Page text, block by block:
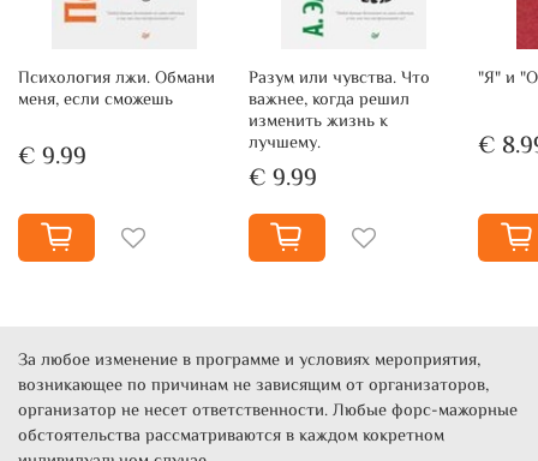
Психология лжи. Обмани
меня, если сможешь
€ 9.99
Разум или чувства. Что
важнее, когда решил
изменить жизнь к
лучшему.
€ 9.99
"Я" и
€
За любое изменение в программе и условиях мероприятия,
возникающее по причинам не зависящим от организаторов,
организатор не несет ответственности. Любые форс-мажорные
обстоятельства рассматриваются в каждом кокретном